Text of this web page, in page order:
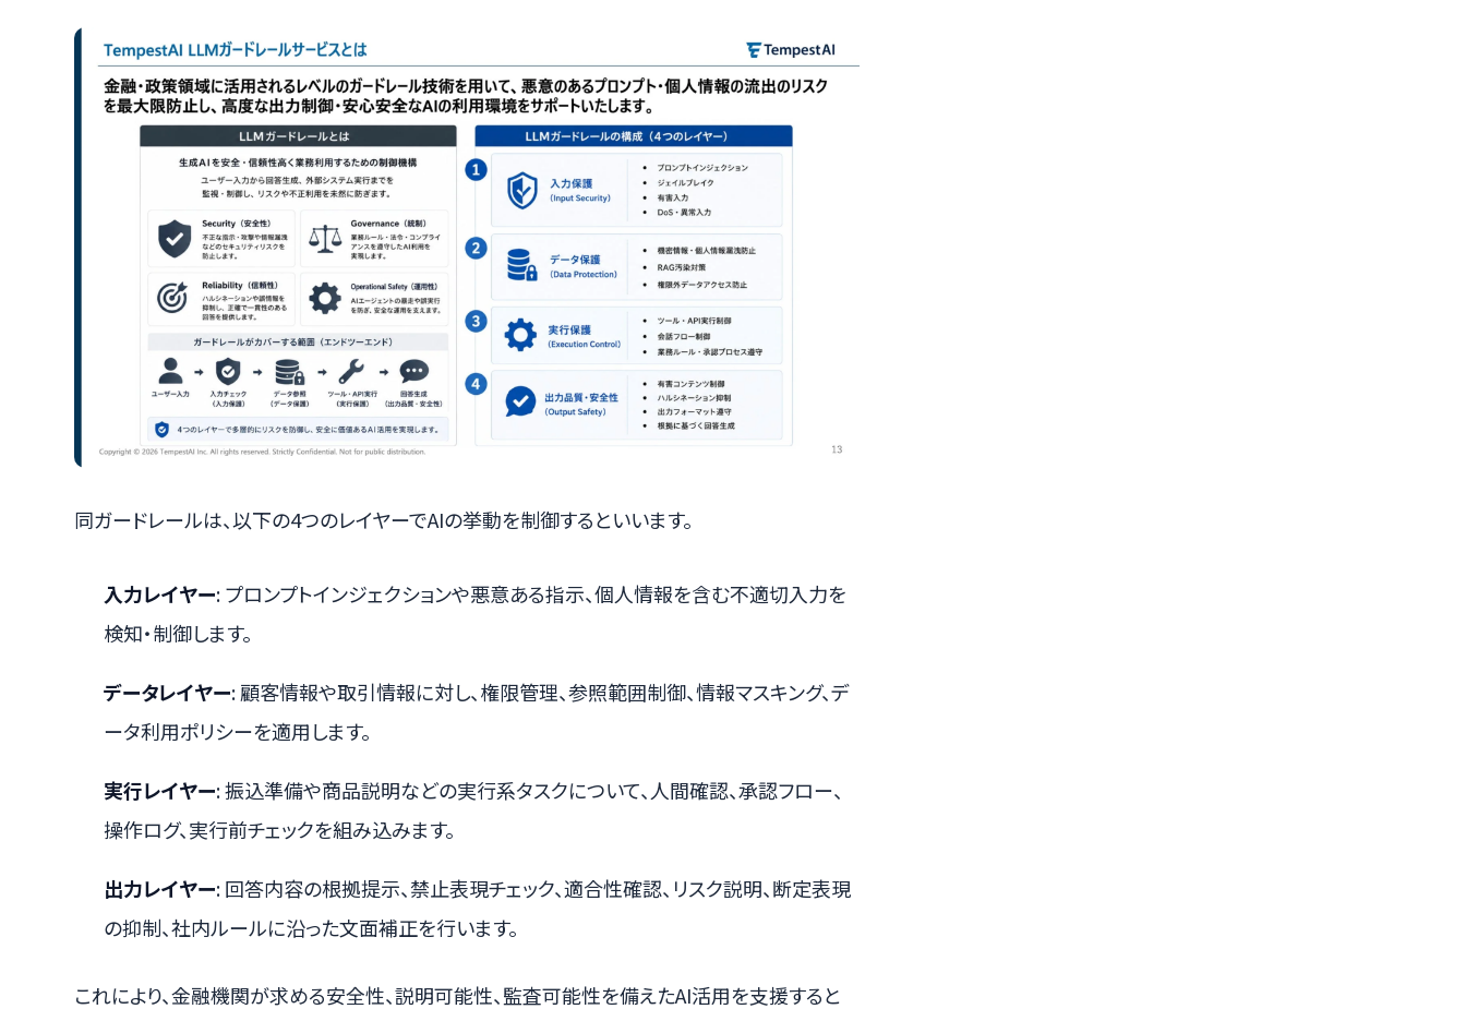
同ガードレールは、以下の4つのレイヤーでAIの挙動を制御するといいます。
入力レイヤー: プロンプトインジェクションや悪意ある指示、個人情報を含む不適切入力を
検知・制御します。
データレイヤー: 顧客情報や取引情報に対し、権限管理、参照範囲制御、情報マスキング、デ
ータ利用ポリシーを適用します。
実行レイヤー: 振込準備や商品説明などの実行系タスクについて、人間確認、承認フロー、
操作ログ、実行前チェックを組み込みます。
出力レイヤー: 回答内容の根拠提示、禁止表現チェック、適合性確認、リスク説明、断定表現
の抑制、社内ルールに沿った文面補正を行います。
これにより、金融機関が求める安全性、説明可能性、監査可能性を備えたAI活用を支援すると